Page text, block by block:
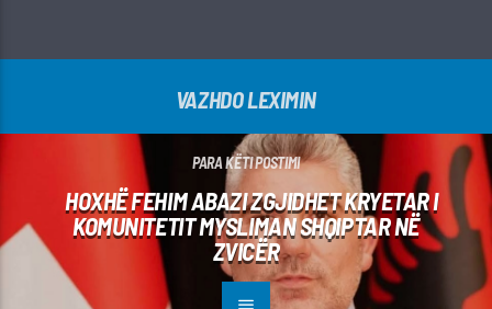
VAZHDO LEXIMIN
PARA KËTI POSTIMI
HOXHË FEHIM ABAZI ZGJIDHET KRYETAR I
KOMUNITETIT MYSLIMAN SHQIPTAR NË
ZVICËR